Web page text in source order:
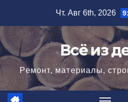
содержимому
Чт. Авг 6th, 2026
Всё из
Ремонт, материалы,